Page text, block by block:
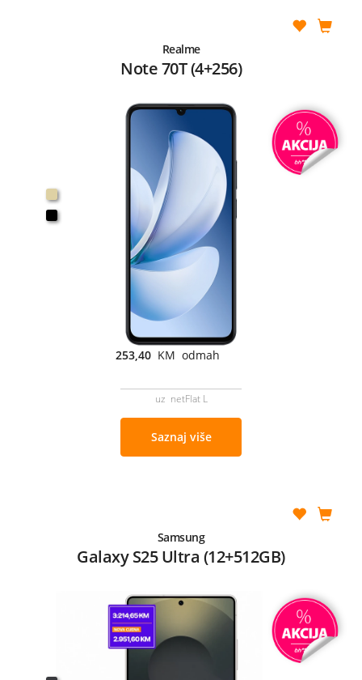
Realme
Note 70T (4+256)
253,40 KM odmah
uz netFlat L
Saznaj više
Samsung
Galaxy S25 Ultra (12+512GB)